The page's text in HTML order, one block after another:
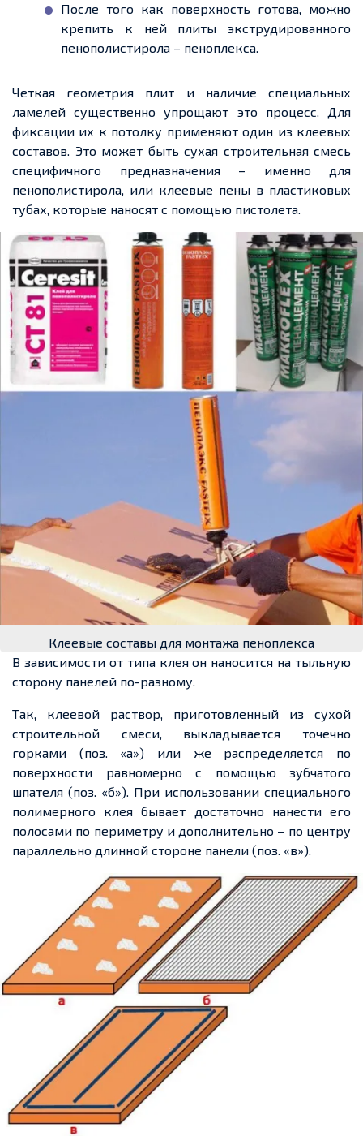
После того как поверхность готова, можно
крепить к ней плиты экструдированного
пенополистирола – пеноплекса.
Четкая геометрия плит и наличие специальных
ламелей существенно упрощают это процесс. Для
фиксации их к потолку применяют один из клеевых
составов. Это может быть сухая строительная смесь
специфичного предназначения – именно для
пенополистирола, или клеевые пены в пластиковых
тубах, которые наносят с помощью пистолета.
Клеевые составы для монтажа пеноплекса
В зависимости от типа клея он наносится на тыльную
сторону панелей по-разному.
Так, клеевой раствор, приготовленный из сухой
строительной смеси, выкладывается точечно
горками (поз. «а») или же распределяется по
поверхности равномерно с помощью зубчатого
шпателя (поз. «б»). При использовании специального
полимерного клея бывает достаточно нанести его
полосами по периметру и дополнительно – по центру
параллельно длинной стороне панели (поз. «в»).